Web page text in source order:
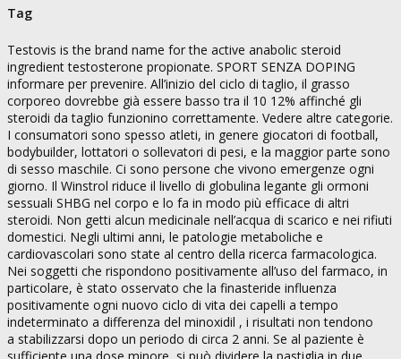
Tag
Testovis is the brand name for the active anabolic steroid
ingredient testosterone propionate. SPORT SENZA DOPING
informare per prevenire. All’inizio del ciclo di taglio, il grasso
corporeo dovrebbe già essere basso tra il 10 12% affinché gli
steroidi da taglio funzionino correttamente. Vedere altre categorie.
I consumatori sono spesso atleti, in genere giocatori di football,
bodybuilder, lottatori o sollevatori di pesi, e la maggior parte sono
di sesso maschile. Ci sono persone che vivono emergenze ogni
giorno. Il Winstrol riduce il livello di globulina legante gli ormoni
sessuali SHBG nel corpo e lo fa in modo più efficace di altri
steroidi. Non getti alcun medicinale nell’acqua di scarico e nei rifiuti
domestici. Negli ultimi anni, le patologie metaboliche e
cardiovascolari sono state al centro della ricerca farmacologica.
Nei soggetti che rispondono positivamente all’uso del farmaco, in
particolare, è stato osservato che la finasteride influenza
positivamente ogni nuovo ciclo di vita dei capelli a tempo
indeterminato a differenza del minoxidil , i risultati non tendono
a stabilizzarsi dopo un periodo di circa 2 anni. Se al paziente è